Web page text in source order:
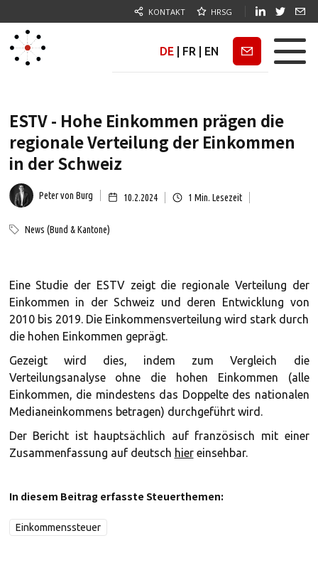
KONTAKT HRSG
DE FR EN Newsletter
ESTV - Hohe Einkommen prägen die
regionale Verteilung der Einkommen
in der Schweiz
Peter von Burg 10.2.2024 1 Min. Lesezeit
News (Bund & Kantone)
Eine Studie der ESTV zeigt die regionale Verteilung der
Einkommen in der Schweiz und deren Entwicklung von
2010 bis 2019. Die Einkommensverteilung wird stark durch
die hohen Einkommen geprägt.
Gezeigt wird dies, indem zum Vergleich die
Verteilungsanalyse ohne die hohen Einkommen (alle
Einkommen, die mindestens das Doppelte des nationalen
Medianeinkommens betragen) durchgeführt wird.
Der Bericht ist hauptsächlich auf französisch mit einer
Zusammenfassung auf deutsch hiereinsehbar.
In diesem Beitrag erfasste Steuerthemen:
Einkommenssteuer